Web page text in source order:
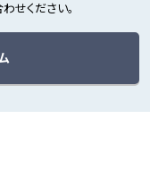
せください。